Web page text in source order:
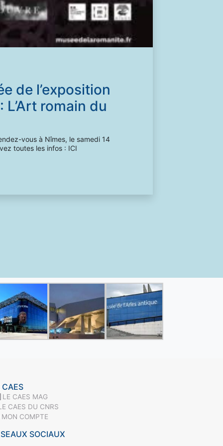
de l’exposition
romain du
vous à Nîmes, le samedi 14
toutes les infos : ICI
CAES
LE CAES MAG
CAES DU CNRS
COMPTE
SOCIAUX